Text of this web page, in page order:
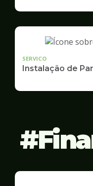
SERVICO
Instalação de